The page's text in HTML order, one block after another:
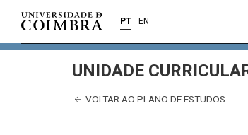
PT EN
UNIDADE
VOLTAR AO PLANO DE ESTUDOS